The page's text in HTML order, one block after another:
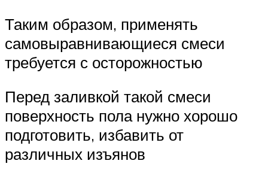
Таким образом, применять
самовыравнивающиеся смеси
требуется с осторожностью
Перед заливкой такой смеси
поверхность пола нужно хорошо
подготовить, избавить от
различных изъянов